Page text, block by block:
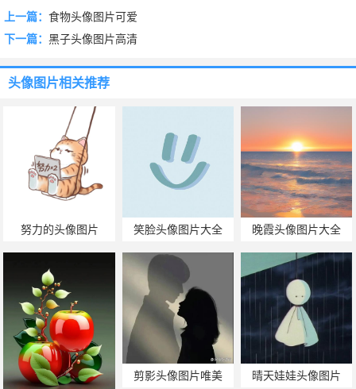
上一篇： 食物头像图片可爱
下一篇： 黑子头像图片高清
头像图片相关推荐
努力的头像图片 笑脸头像图片大全 晚霞头像图片大全
剪影头像图片唯美 晴天娃娃头像图片